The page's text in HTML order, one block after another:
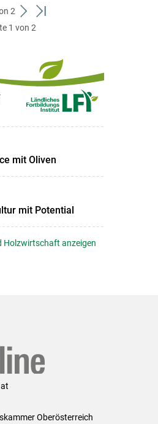
2
weiter
zum
zum
1 von 2
mit Oliven
mit Potential
Holzwirtschaft anzeigen
Oberösterreich